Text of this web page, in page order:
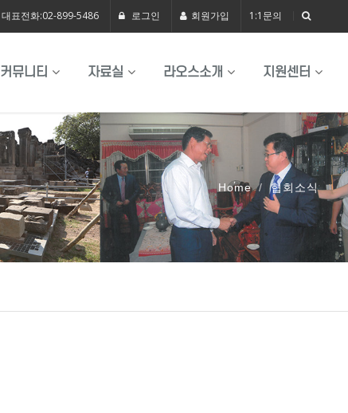
대표전화:02-899-5486 로그인 회원가입 1:1문의
커뮤니티 자료실 라오스소개 지원센터
Home 협회소식